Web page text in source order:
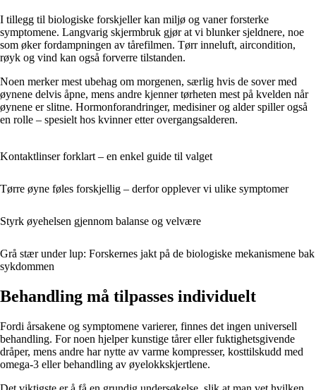
I tillegg til biologiske forskjeller kan miljø og vaner forsterke
symptomene. Langvarig skjermbruk gjør at vi blunker sjeldnere, noe
som øker fordampningen av tårefilmen. Tørr inneluft, aircondition,
røyk og vind kan også forverre tilstanden.
Noen merker mest ubehag om morgenen, særlig hvis de sover med
øynene delvis åpne, mens andre kjenner tørheten mest på kvelden når
øynene er slitne. Hormonforandringer, medisiner og alder spiller også
en rolle – spesielt hos kvinner etter overgangsalderen.
Kontaktlinser forklart – en enkel guide til valget
Tørre øyne føles forskjellig – derfor opplever vi ulike symptomer
Styrk øyehelsen gjennom balanse og velvære
Grå stær under lup: Forskernes jakt på de biologiske mekanismene bak
sykdommen
Behandling må tilpasses individuelt
Fordi årsakene og symptomene varierer, finnes det ingen universell
behandling. For noen hjelper kunstige tårer eller fuktighetsgivende
dråper, mens andre har nytte av varme kompresser, kosttilskudd med
omega-3 eller behandling av øyelokkskjertlene.